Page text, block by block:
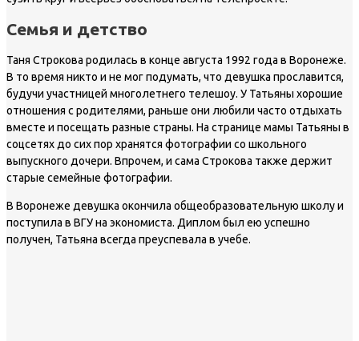
Семья и детство
Таня Строкова родилась в конце августа 1992 года в Воронеже.
В то время никто и не мог подумать, что девушка прославится,
будучи участницей многолетнего телешоу. У Татьяны хорошие
отношения с родителями, раньше они любили часто отдыхать
вместе и посещать разные страны. На странице мамы Татьяны в
соцсетях до сих пор хранятся фотографии со школьного
выпускного дочери. Впрочем, и сама Строкова также держит
старые семейные фотографии.
В Воронеже девушка окончила общеобразовательную школу и
поступила в ВГУ на экономиста. Диплом был ею успешно
получен, Татьяна всегда преуспевала в учебе.